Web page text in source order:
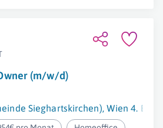
(m/w/d)
Sieghartskirchen), Wien 4.